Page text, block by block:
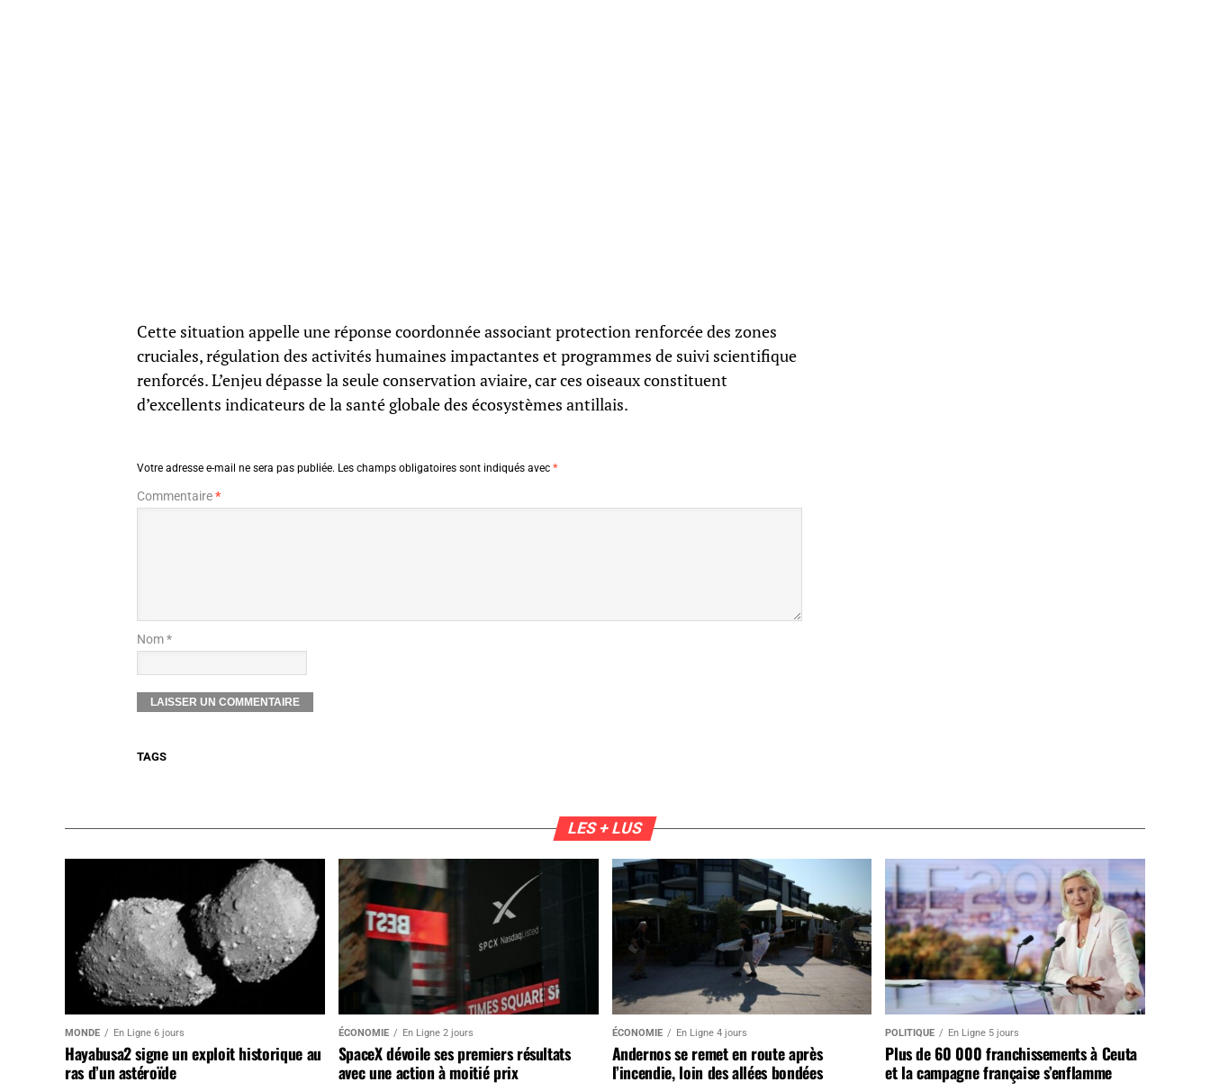
Cette situation appelle une réponse coordonnée associant protection renforcée des zones
cruciales, régulation des activités humaines impactantes et programmes de suivi scientifique
renforcés. L’enjeu dépasse la seule conservation aviaire, car ces oiseaux constituent
d’excellents indicateurs de la santé globale des écosystèmes antillais.
Votre adresse e-mail ne sera pas publiée. Les champs obligatoires sont indiqués avec *
Commentaire*
Nom *
TAGS
LES + LUS
MONDE En Ligne 6 jours
Hayabusa2 signe un exploit historique au
ras d’un astéroïde
ÉCONOMIE En Ligne 2 jours
SpaceX dévoile ses premiers résultats
avec une action à moitié prix
ÉCONOMIE En Ligne 4 jours
Andernos se remet en route après
l’incendie, loin des allées bondées
POLITIQUE En Ligne 5 jours
Plus de 60 000 franchissements à Ceuta
et la campagne française s’enflamme